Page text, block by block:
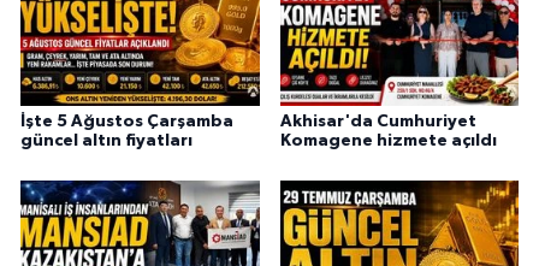
İşte 5 Ağustos Çarşamba
güncel altın fiyatları
Akhisar'da Cumhuriyet
Komagene hizmete açıldı